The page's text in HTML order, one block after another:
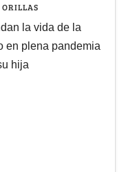
ORILLAS
la vida de la
en plena pandemia
hija